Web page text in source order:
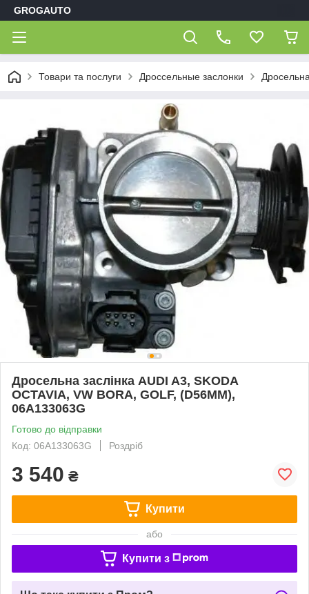
GROGAUTO
Товари та послуги Дроссельные заслонки
Дросельна заслінка AUDI A3, SKODA
OCTAVIA, VW BORA, GOLF, (D56MM),
06A133063G
Готово до відправки
Код: 06A133063G
Роздріб
3 540 ₴
Купити
або
Купити з